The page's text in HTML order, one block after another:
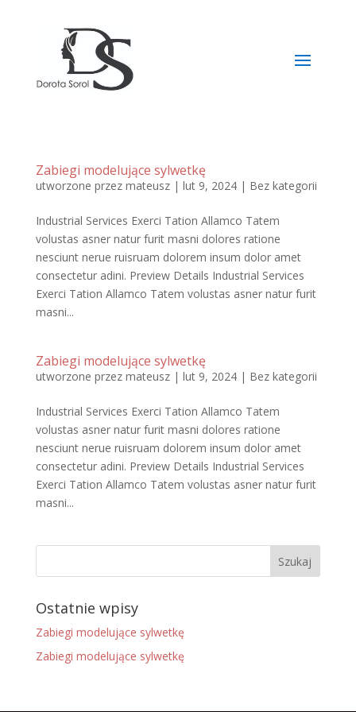
Zabiegi modelujące sylwetkę
utworzone przez mateusz| lut 9, 2024| Bez kategorii
Industrial Services Exerci Tation Allamco Tatem
volustas asner natur furit masni dolores ratione
nesciunt nerue ruisruam dolorem insum dolor amet
consectetur adini. Preview Details Industrial Services
Exerci Tation Allamco Tatem volustas asner natur furit
masni...
Zabiegi modelujące sylwetkę
utworzone przez mateusz| lut 9, 2024| Bez kategorii
Industrial Services Exerci Tation Allamco Tatem
volustas asner natur furit masni dolores ratione
nesciunt nerue ruisruam dolorem insum dolor amet
consectetur adini. Preview Details Industrial Services
Exerci Tation Allamco Tatem volustas asner natur furit
masni...
Ostatnie wpisy
Zabiegi modelujące sylwetkę
Zabiegi modelujące sylwetkę